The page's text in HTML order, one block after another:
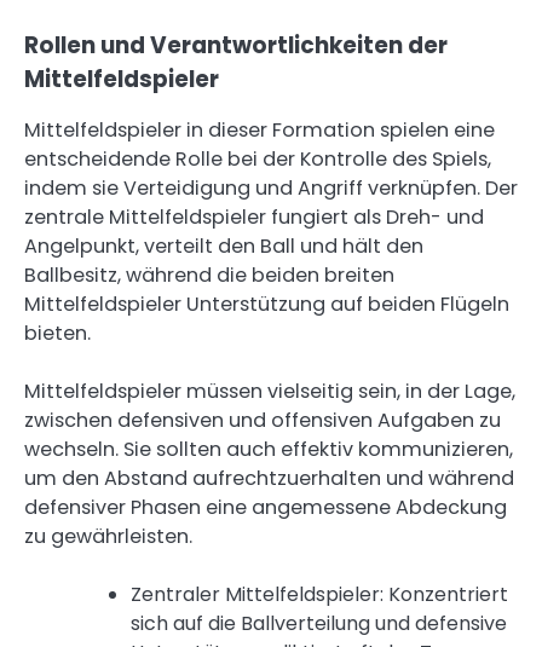
Rollen und Verantwortlichkeiten der
Mittelfeldspieler
Mittelfeldspieler in dieser Formation spielen eine
entscheidende Rolle bei der Kontrolle des Spiels,
indem sie Verteidigung und Angriff verknüpfen. Der
zentrale Mittelfeldspieler fungiert als Dreh- und
Angelpunkt, verteilt den Ball und hält den
Ballbesitz, während die beiden breiten
Mittelfeldspieler Unterstützung auf beiden Flügeln
bieten.
Mittelfeldspieler müssen vielseitig sein, in der Lage,
zwischen defensiven und offensiven Aufgaben zu
wechseln. Sie sollten auch effektiv kommunizieren,
um den Abstand aufrechtzuerhalten und während
defensiver Phasen eine angemessene Abdeckung
zu gewährleisten.
Zentraler Mittelfeldspieler: Konzentriert
sich auf die Ballverteilung und defensive